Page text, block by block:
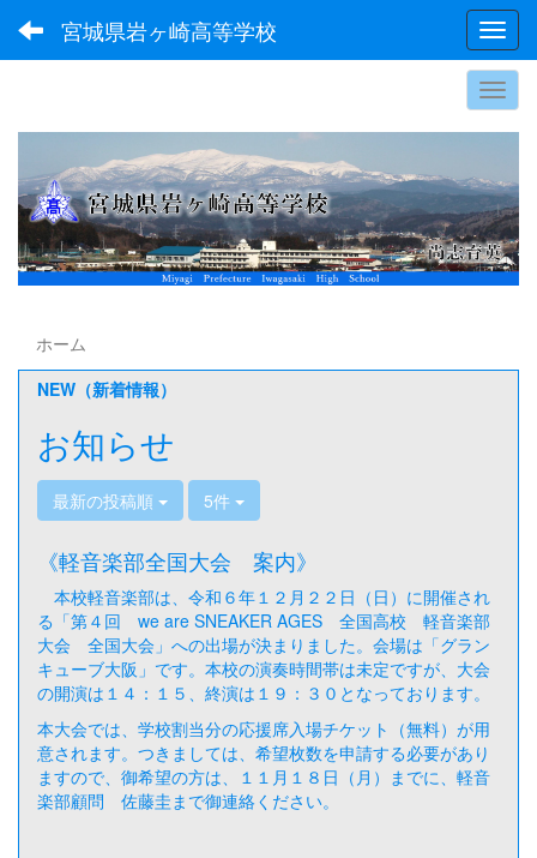
宮城県岩ヶ崎高等学校
ホーム
NEW（新着情報）
お知らせ
最新の投稿順 5件
《軽音楽部全国大会 案内》
本校軽音楽部は、令和６年１２月２２日（日）に開催され
る「第４回 we are SNEAKER AGES 全国高校 軽音楽部
大会 全国大会」への出場が決まりました。会場は「グラン
キューブ大阪」です。本校の演奏時間帯は未定ですが、大会
の開演は１４：１５、終演は１９：３０となっております。
本大会では、学校割当分の応援席入場チケット（無料）が用
意されます。つきましては、希望枚数を申請する必要があり
ますので、御希望の方は、１１月１８日（月）までに、軽音
楽部顧問 佐藤圭まで御連絡ください。